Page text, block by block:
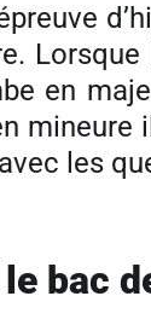
en
les
bac